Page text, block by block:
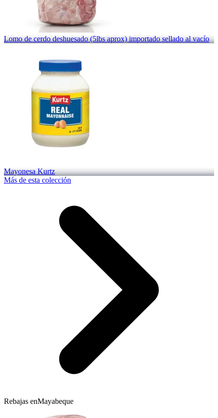
Lomo de cerdo deshuesado (5lbs aprox) importado sellado al vacío
Mayonesa Kurtz
Más de esta colección
Rebajas enMayabeque